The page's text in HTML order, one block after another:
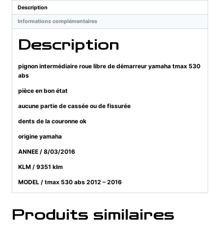
de
démarreur
yamaha
530
abs
Description
Informations complémentaires
Description
pignon intermédiaire roue libre de démarreur yamaha tmax 530
abs
pièce en bon état
aucune partie de cassée ou de fissurée
dents de la couronne ok
origine yamaha
ANNEE / 8/03/2016
KLM / 9351 klm
MODEL / tmax 530 abs 2012 – 2016
Produits similaires